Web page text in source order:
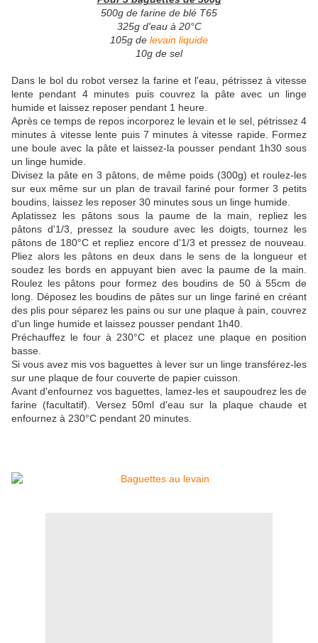
500g de farine de blé T65
325g d'eau à 20°C
105g de levain liquide
10g de sel
Dans le bol du robot versez la farine et l'eau, pétrissez à vitesse
lente pendant 4 minutes puis couvrez la pâte avec un linge
humide et laissez reposer pendant 1 heure.
Après ce temps de repos incorporez le levain et le sel, pétrissez 4
minutes à vitesse lente puis 7 minutes à vitesse rapide. Formez
une boule avec la pâte et laissez-la pousser pendant 1h30 sous
un linge humide.
Divisez la pâte en 3 pâtons, de même poids (300g) et roulez-les
sur eux même sur un plan de travail fariné pour former 3 petits
boudins, laissez les reposer 30 minutes sous un linge humide.
Aplatissez les pâtons sous la paume de la main, repliez les
pâtons d'1/3, pressez la soudure avec les doigts, tournez les
pâtons de 180°C et repliez encore d'1/3 et pressez de nouveau.
Pliez alors les pâtons en deux dans le sens de la longueur et
soudez les bords en appuyant bien avec la paume de la main.
Roulez les pâtons pour formez des boudins de 50 à 55cm de
long. Déposez les boudins de pâtes sur un linge fariné en créant
des plis pour séparez les pains ou sur une plaque à pain, couvrez
d'un linge humide et laissez pousser pendant 1h40.
Préchauffez le four à 230°C et placez une plaque en position
basse.
Si vous avez mis vos baguettes à lever sur un linge transférez-les
sur une plaque de four couverte de papier cuisson.
Avant d'enfournez vos baguettes, lamez-les et saupoudrez les de
farine (facultatif). Versez 50ml d'eau sur la plaque chaude et
enfournez à 230°C pendant 20 minutes.